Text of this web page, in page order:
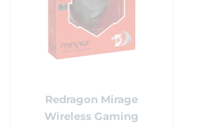
Redragon Mirage
Wireless Gaming